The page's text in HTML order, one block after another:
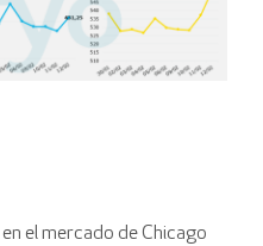
el mercado de Chicago